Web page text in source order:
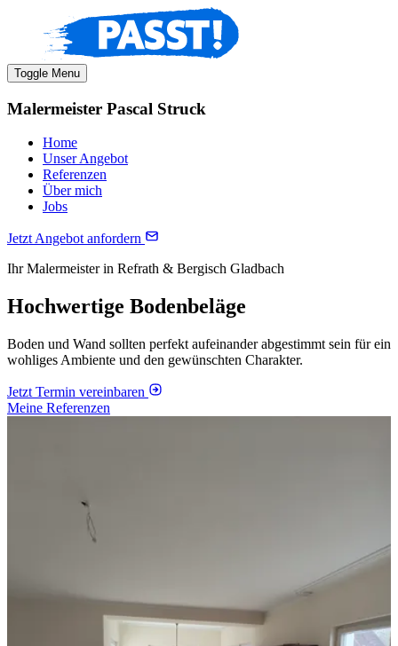
Toggle Menu
Malermeister Pascal Struck
Home
Unser Angebot
Referenzen
Über mich
Jobs
Jetzt Angebot anfordern
Ihr Malermeister in Refrath & Bergisch Gladbach
Hochwertige Bodenbeläge
Boden und Wand sollten perfekt aufeinander abgestimmt sein für ein
wohliges Ambiente und den gewünschten Charakter.
Jetzt Termin vereinbaren
Meine Referenzen